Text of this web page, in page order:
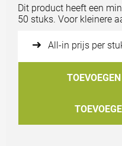
Bestand
Dit product heeft een
50 stuks. Voor kleinere
All-in prijs per